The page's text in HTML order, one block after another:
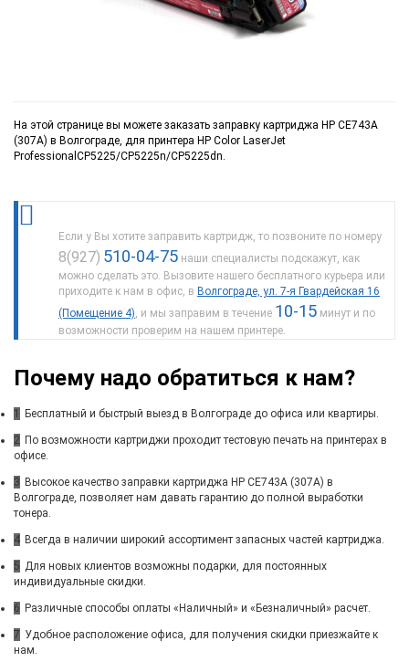
На этой странице вы можете заказать заправку картриджа HP CE743A
(307A) в Волгограде, для принтера HP Color LaserJet
ProfessionalCP5225/CP5225n/CP5225dn.
Если у Вы хотите заправить картридж, то позвоните по номеру
8(927) 510-04-75 наши специалисты подскажут, как
можно сделать это. Вызовите нашего бесплатного курьера или
приходите к нам в офис, в Волгограде, ул. 7-я Гвардейская 16
(Помещение 4) , и мы заправим в течение 10-15 минут и по
возможности проверим на нашем принтере.
Почему надо обратиться к нам?
1 Бесплатный и быстрый выезд в Волгограде до офиса или квартиры.
2 По возможности картриджи проходит тестовую печать на принтерах в
офисе.
3 Высокое качество заправки картриджа HP CE743A (307A) в
Волгограде, позволяет нам давать гарантию до полной выработки
тонера.
4 Всегда в наличии широкий ассортимент запасных частей картриджа.
5 Для новых клиентов возможны подарки, для постоянных
индивидуальные скидки.
6 Различные способы оплаты «Наличный» и «Безналичный» расчет.
7 Удобное расположение офиса, для получения скидки приезжайте к
нам.